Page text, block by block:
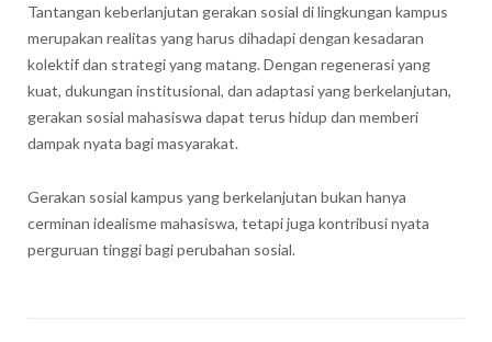
Tantangan keberlanjutan gerakan sosial di lingkungan kampus
merupakan realitas yang harus dihadapi dengan kesadaran
kolektif dan strategi yang matang. Dengan regenerasi yang
kuat, dukungan institusional, dan adaptasi yang berkelanjutan,
gerakan sosial mahasiswa dapat terus hidup dan memberi
dampak nyata bagi masyarakat.
Gerakan sosial kampus yang berkelanjutan bukan hanya
cerminan idealisme mahasiswa, tetapi juga kontribusi nyata
perguruan tinggi bagi perubahan sosial.